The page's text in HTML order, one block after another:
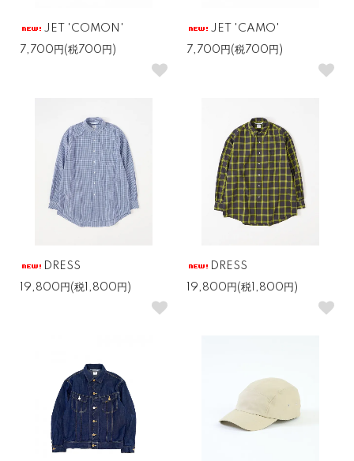
JET 'COMON'
7,700円(税700円)
JET 'CAMO'
7,700円(税700円)
DRESS
19,800円(税1,800円)
DRESS
19,800円(税1,800円)